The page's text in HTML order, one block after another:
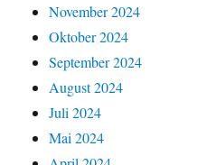
November 2024
Oktober 2024
September 2024
August 2024
Juli 2024
Mai 2024